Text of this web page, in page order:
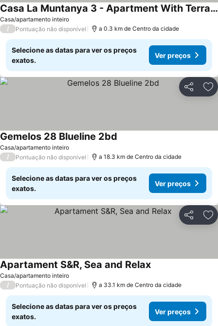
Casa/apartamento inteiro
Casa La Muntanya 3 - Apartment With Terrace In The Guadalest Valley
/ Pontuação não disponível a 0.3 km de Centro da cidade
Selecione as datas para ver os preços
exatos.
Ver preços
Partilhar
Casa/apartamento inteiro
Gemelos 28 Blueline 2bd
/ Pontuação não disponível a 18.3 km de Centro da cidade
Selecione as datas para ver os preços
exatos.
Ver preços
Partilhar
Casa/apartamento inteiro
Apartament S&R, Sea and Relax
/ Pontuação não disponível a 33.1 km de Centro da cidade
Selecione as datas para ver os preços
exatos.
Ver preços